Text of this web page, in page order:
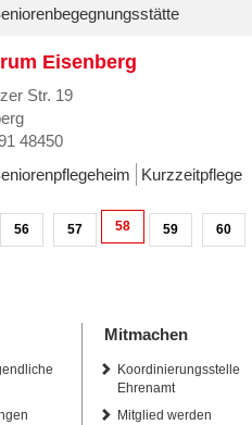
Eisenberg
Str. 19
48450
Kurzzeitpflege
56 57 58 59 60
Mitmachen
Koordinierungsstelle
Ehrenamt
Mitglied werden